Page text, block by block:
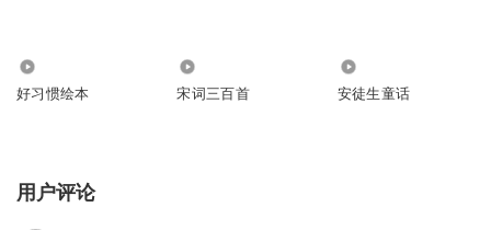
好习惯绘本 宋词三百首 安徒生童话
用户评论